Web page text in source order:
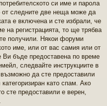
си име и парола
от следните две неща може да
е включена и сте избрали, че
на регистрацията, то ще трябва
получили. Някои форуми
име, или от вас самия или от
бъде предоставена по време
следвайте инструкциите в
да сте предоставили
като спам. Ако
сте предоставили е верен,